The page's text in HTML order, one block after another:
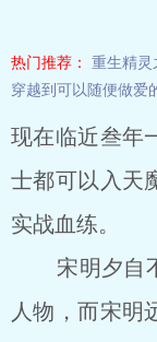
热门推荐： 重生精灵
穿越到可以随便做爱
现在临近叁年
士都可以入天
实战血练。
宋明夕自不
人物，而宋明